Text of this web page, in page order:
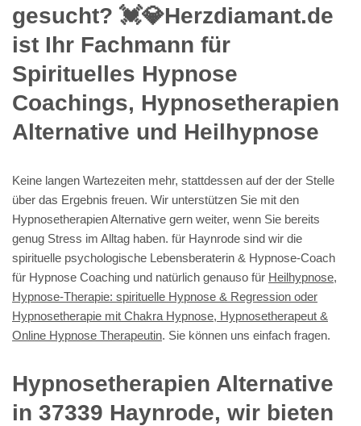
gesucht? 💓️💎Herzdiamant.de
ist Ihr Fachmann für
Spirituelles Hypnose
Coachings, Hypnosetherapien
Alternative und Heilhypnose
Keine langen Wartezeiten mehr, stattdessen auf der der Stelle
über das Ergebnis freuen. Wir unterstützen Sie mit den
Hypnosetherapien Alternative gern weiter, wenn Sie bereits
genug Stress im Alltag haben. für Haynrode sind wir die
spirituelle psychologische Lebensberaterin & Hypnose-Coach
für Hypnose Coaching und natürlich genauso für Heilhypnose,
Hypnose-Therapie: spirituelle Hypnose & Regression oder
Hypnosetherapie mit Chakra Hypnose, Hypnosetherapeut &
Online Hypnose Therapeutin. Sie können uns einfach fragen.
Hypnosetherapien Alternative
in 37339 Haynrode, wir bieten